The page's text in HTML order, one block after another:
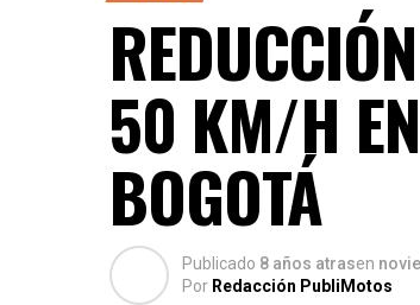
50 KM/H
BOGOTÁ
Publicado 8 años atrasen
Por Redacción PubliMotos